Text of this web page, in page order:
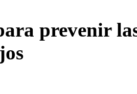
prevenir